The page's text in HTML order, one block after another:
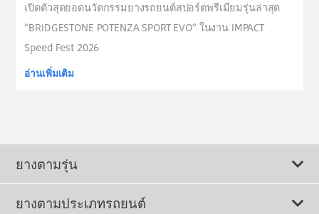
เปิดตัวสุดยอดนวัตกรรมยางรถยนต์สปอร์ตพรีเมียมรุ่นล่าสุด
“BRIDGESTONE POTENZA SPORT EVO” ในงาน IMPACT
Speed Fest 2026
อ่านเพิ่มเติม
ยางตามรุ่น
ยางตามประเภทรถยนต์